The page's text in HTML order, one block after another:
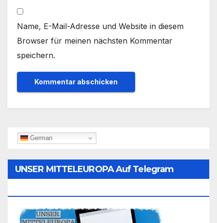
Name, E-Mail-Adresse und Website in diesem
Browser für meinen nächsten Kommentar
speichern.
German
UNSER MITTELEUROPA Auf Telegram